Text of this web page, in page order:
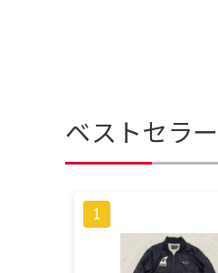
ベストセラ